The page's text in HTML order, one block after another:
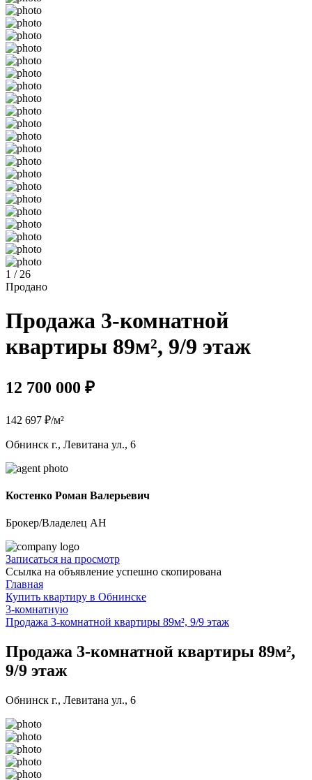
1 / 26
Продано
Продажа 3-комнатной
квартиры 89м², 9/9 этаж
12 700 000 ₽
142 697 ₽/м²
Обнинск г., Левитана ул., 6
Костенко Роман Валерьевич
Брокер/Владелец АН
Записаться на просмотр
Ссылка на объявление успешно скопирована
Главная
Купить квартиру в Обнинске
3-комнатную
Продажа 3-комнатной квартиры 89м², 9/9 этаж
Продажа 3-комнатной квартиры 89м²,
9/9 этаж
Обнинск г., Левитана ул., 6